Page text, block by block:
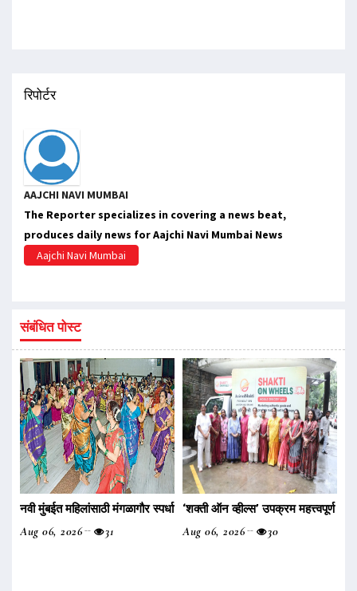
रिपोर्टर
AAJCHI NAVI MUMBAI
The Reporter specializes in covering a news beat,
produces daily news for Aajchi Navi Mumbai News
Aajchi Navi Mumbai
संबंधित पोस्ट
नवी मुंबईत महिलांसाठी मंगळागौर स्पर्धा
Aug 06, 2026
31
‌‘शक्ती ऑन व्हील्स‌’ उपक्रम महत्त्वपूर्ण
Aug 06, 2026
30